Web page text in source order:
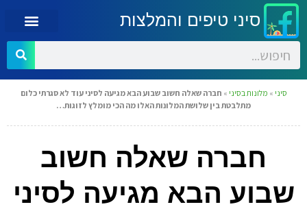
סיני טיפים והמלצות
סיני » מלונות בסיני » חברה שאלה חשוב שבוע הבא מגיעה לסיני עוד לא סגרתי כלום
מתלבטת בין שלושת המלונות האלו מה הכי מומלץ לזוגות…
חברה שאלה חשוב
שבוע הבא מגיעה לסיני